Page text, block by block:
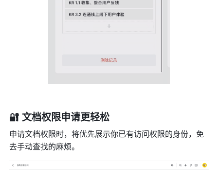
🔐 文档权限申请更轻松
申请文档权限时，将优先展示你已有访问权限的身份，免
去手动查找的麻烦。